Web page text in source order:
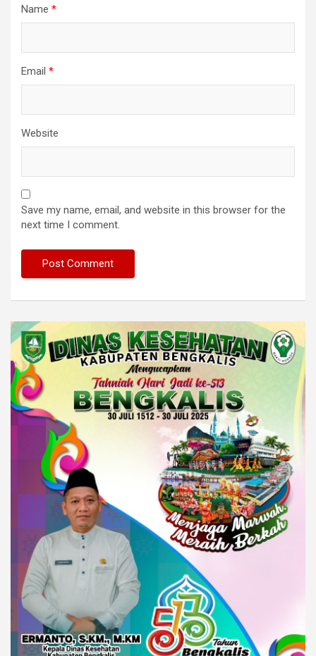
Name *
Email *
Website
Save my name, email, and website in this browser for the
next time I comment.